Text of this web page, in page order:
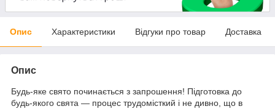
Опис Характеристики Відгуки про товар Доставка
Опис
Будь-яке свято починається з запрошення! Підготовка до
будь-якого свята — процес трудомісткий і не дивно, що в